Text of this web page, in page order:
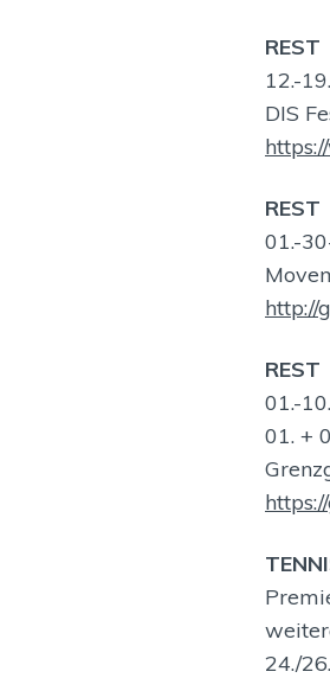
REST
12.-
DIS
REST
01.-
http://
REST
01.-
01. +
24./